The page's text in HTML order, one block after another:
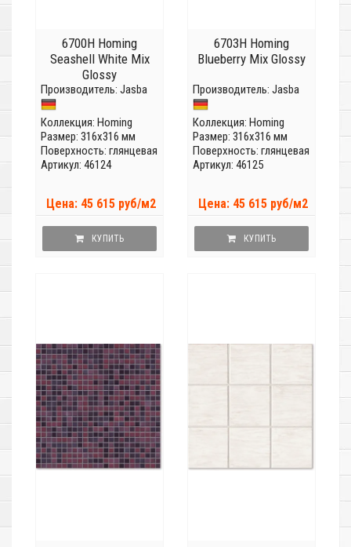
6700H Homing
Seashell White Mix
Glossy
Производитель: Jasba
Коллекция: Homing
Размер: 316x316 мм
Поверхность: глянцевая
Артикул: 46124
Цена: 45 615 руб/м2
КУПИТЬ
6703H Homing
Blueberry Mix Glossy
Производитель: Jasba
Коллекция: Homing
Размер: 316x316 мм
Поверхность: глянцевая
Артикул: 46125
Цена: 45 615 руб/м2
КУПИТЬ